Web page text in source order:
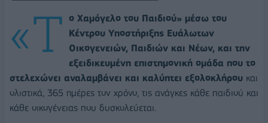
«Τ
ο Χαμόγελο του Παιδιού» μέσω του
Κέντρου Υποστήριξης Ευάλωτων
Οικογενειών, Παιδιών και Νέων, και την
εξειδικευμένη επιστημονική ομάδα που το
στελεχώνει αναλαμβάνει και καλύπτει εξολοκλήρου και
ολιστικά, 365 ημέρες τον χρόνο, τις ανάγκες κάθε παιδιού και
κάθε οικογένειας που δυσκολεύεται.